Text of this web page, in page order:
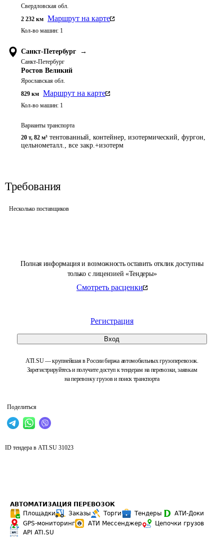
Полная информация и возможность оставить отклик доступны
только с лицензией «Тендеры»
Смотреть расценки
Регистрация
Вход
ATI.SU — крупнейшая в России биржа автомобильных грузоперевозок.
Зарегистрируйтесь и получите доступ к тендерам на перевозки, заявкам
на перевозку грузов и поиск транспорта
Поделиться
Свердловская обл.
2 232 км Маршрут на карте
Кол-во машин: 1
Санкт-Петербург →
Санкт-Петербург
Ростов Великий
Ярославская обл.
829 км Маршрут на карте
Кол-во машин: 1
Варианты транспорта
20 т, 82 м³ тентованный, контейнер, изотермический, фургон,
цельнометалл., все закр.+изотерм
Требования
Несколько поставщиков
ID тендера в ATI.SU 31023
АВТОМАТИЗАЦИЯ ПЕРЕВОЗОК
Площадки
Заказы Торги Тендеры
АТИ-Доки
GPS-мониторинг
АТИ Мессенджер
Цепочки грузов
API ATI.SU